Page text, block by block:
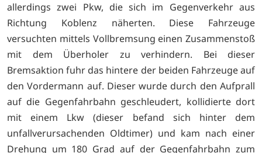
allerdings zwei Pkw, die sich im Gegenverkehr aus
Richtung Koblenz näherten. Diese Fahrzeuge
versuchten mittels Vollbremsung einen Zusammenstoß
mit dem Überholer zu verhindern. Bei dieser
Bremsaktion fuhr das hintere der beiden Fahrzeuge auf
den Vordermann auf. Dieser wurde durch den Aufprall
auf die Gegenfahrbahn geschleudert, kollidierte dort
mit einem Lkw (dieser befand sich hinter dem
unfallverursachenden Oldtimer) und kam nach einer
Drehung um 180 Grad auf der Gegenfahrbahn zum